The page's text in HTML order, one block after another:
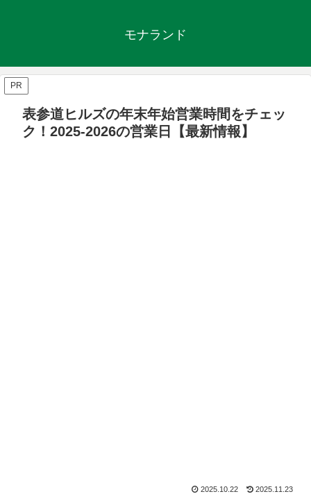
モナランド
PR
表参道ヒルズの年末年始営業時間をチェッ
ク！2025-2026の営業日【最新情報】
2025.10.22 2025.11.23